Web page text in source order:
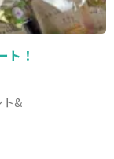
ト！
ト&